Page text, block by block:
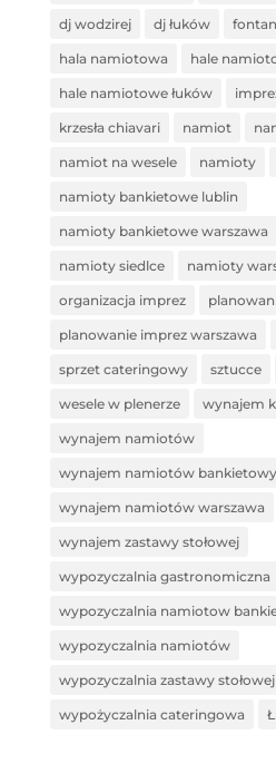
dj wodzirej dj łuków
hala namiotowa hale
hale namiotowe łuków
krzesła chiavari namiot
namiot na wesele namioty
namioty bankietowe lublin
namioty bankietowe warszawa
namioty siedlce namioty
organizacja imprez
planowanie imprez warszawa
sprzet cateringowy sztucce
wesele w plenerze wynajem
wynajem namiotów
wynajem namiotów
wynajem namiotów warszawa
wynajem zastawy stołowej
wypozyczalnia gastronomiczna
wypozyczalnia namiotow
wypozyczalnia namiotów
wypozyczalnia zastawy stołowej
wypożyczalnia cateringowa